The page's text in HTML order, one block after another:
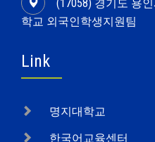
(17058) 경기도 용
학교 외국인학생지원팀
Link
명지대학교
한국어교육센터